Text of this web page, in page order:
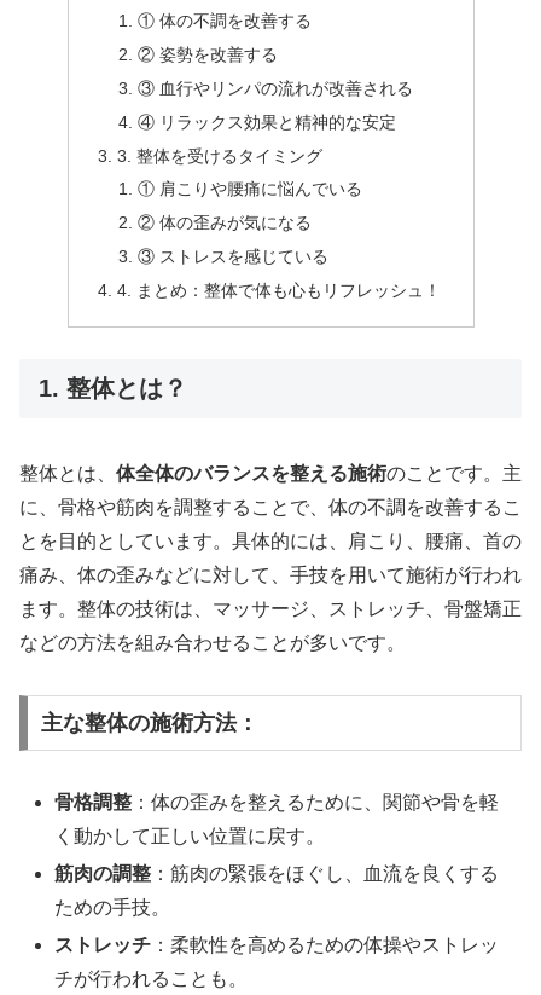
① 体の不調を改善する
② 姿勢を改善する
③ 血行やリンパの流れが改善される
④ リラックス効果と精神的な安定
3. 整体を受けるタイミング
① 肩こりや腰痛に悩んでいる
② 体の歪みが気になる
③ ストレスを感じている
4. まとめ：整体で体も心もリフレッシュ！
1. 整体とは？
整体とは、 体全体のバランスを整える施術のことです。主
に、骨格や筋肉を調整することで、体の不調を改善するこ
とを目的としています。具体的には、肩こり、腰痛、首の
痛み、体の歪みなどに対して、手技を用いて施術が行われ
ます。整体の技術は、マッサージ、ストレッチ、骨盤矯正
などの方法を組み合わせることが多いです。
主な整体の施術方法：
骨格調整 ：体の歪みを整えるために、関節や骨を軽
く動かして正しい位置に戻す。
筋肉の調整 ：筋肉の緊張をほぐし、血流を良くする
ための手技。
ストレッチ ：柔軟性を高めるための体操やストレッ
チが行われることも。